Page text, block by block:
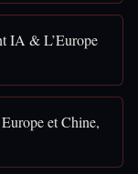
IA & L’Europe
et Chine,